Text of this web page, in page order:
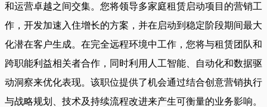
和运营卓越之间交集。您将领导多家庭租赁启动项目的营销工
作，开发加速入住增长的方案，并在启动到稳定阶段期间最大
化潜在客户生成。在完全远程环境中工作，您将与租赁团队和
跨职能利益相关者合作，同时利用人工智能、自动化和数据驱
动洞察来优化表现。该职位提供了机会通过结合创意营销执行
与战略规划、技术及持续流程改进来产生可衡量的业务影响。